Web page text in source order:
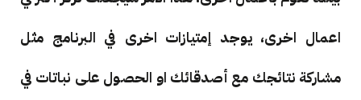
اعمال اخرى، يوجد إمتيازات اخرى في البرنامج مثل
مشاركة نتائجك مع أصدقائك او الحصول على نباتات في